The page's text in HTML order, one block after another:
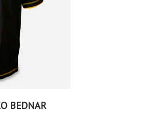
BEDNAR